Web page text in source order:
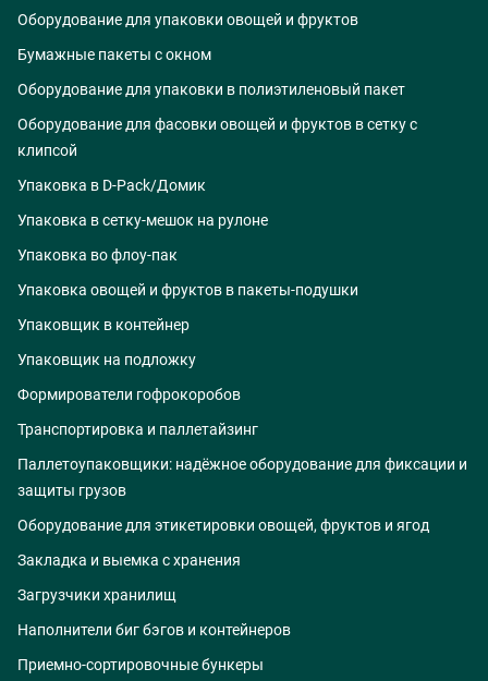
Оборудование для упаковки овощей и фруктов
Бумажные пакеты с окном
Оборудование для упаковки в полиэтиленовый пакет
Оборудование для фасовки овощей и фруктов в сетку с
клипсой
Упаковка в D-Pack/Домик
Упаковка в сетку-мешок на рулоне
Упаковка во флоу-пак
Упаковка овощей и фруктов в пакеты-подушки
Упаковщик в контейнер
Упаковщик на подложку
Формирователи гофрокоробов
Транспортировка и паллетайзинг
Паллетоупаковщики: надёжное оборудование для фиксации и
защиты грузов
Оборудование для этикетировки овощей, фруктов и ягод
Закладка и выемка с хранения
Загрузчики хранилищ
Наполнители биг бэгов и контейнеров
Приемно-сортировочные бункеры